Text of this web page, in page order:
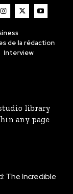
de la rédaction
Interview
library
any page
The Incredible